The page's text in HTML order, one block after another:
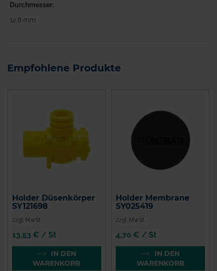
Durchmesser
12,8 mm
Empfohlene Produkte
Holder Düsenkörper
SY121698
zzgl. MwSt.
13,53 € / St
IN DEN
WARENKORB
Holder Membrane
SY025419
zzgl. MwSt.
4,70 € / St
IN DEN
WARENKORB